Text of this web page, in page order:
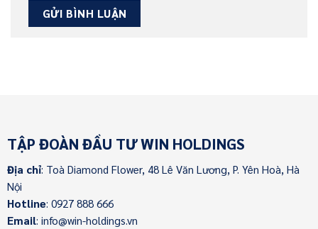
TẬP ĐOÀN ĐẦU TƯ WIN HOLDINGS
Địa chỉ: Toà Diamond Flower, 48 Lê Văn Lương, P. Yên Hoà, Hà
Nội
Hotline: 0927 888 666
Email: info@win-holdings.vn